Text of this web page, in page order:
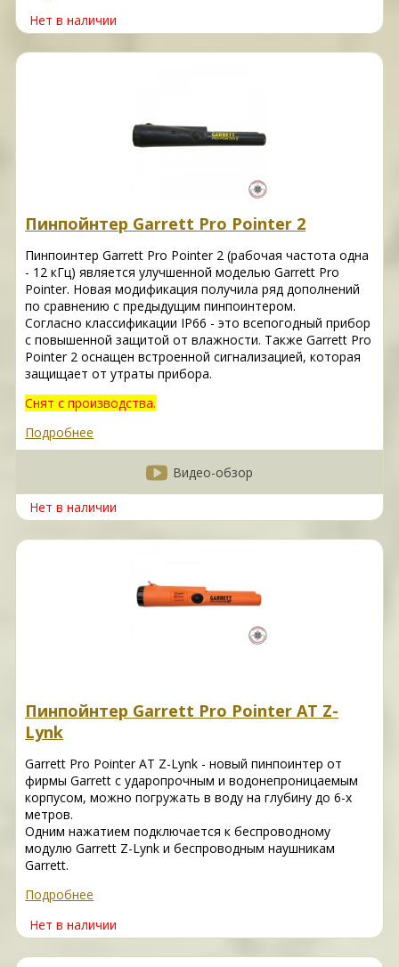
Нет в наличии
Пинпойнтер Garrett Pro Pointer 2
Пинпоинтер Garrett Pro Pointer 2 (рабочая частота одна
- 12 кГц) является улучшенной моделью Garrett Pro
Pointer. Новая модификация получила ряд дополнений
по сравнению с предыдущим пинпоинтером.
Согласно классификации IP66 - это всепогодный прибор
с повышенной защитой от влажности. Также Garrett Pro
Pointer 2 оснащен встроенной сигнализацией, которая
защищает от утраты прибора.
Снят с производства.
Подробнее
Видео-обзор
Нет в наличии
Пинпойнтер Garrett Pro Pointer AT Z-
Lynk
Garrett Pro Pointer AT Z-Lynk - новый пинпоинтер от
фирмы Garrett с ударопрочным и водонепроницаемым
корпусом, можно погружать в воду на глубину до 6-х
метров.
Одним нажатием подключается к беспроводному
модулю Garrett Z-Lynk и беспроводным наушникам
Garrett.
Подробнее
Нет в наличии